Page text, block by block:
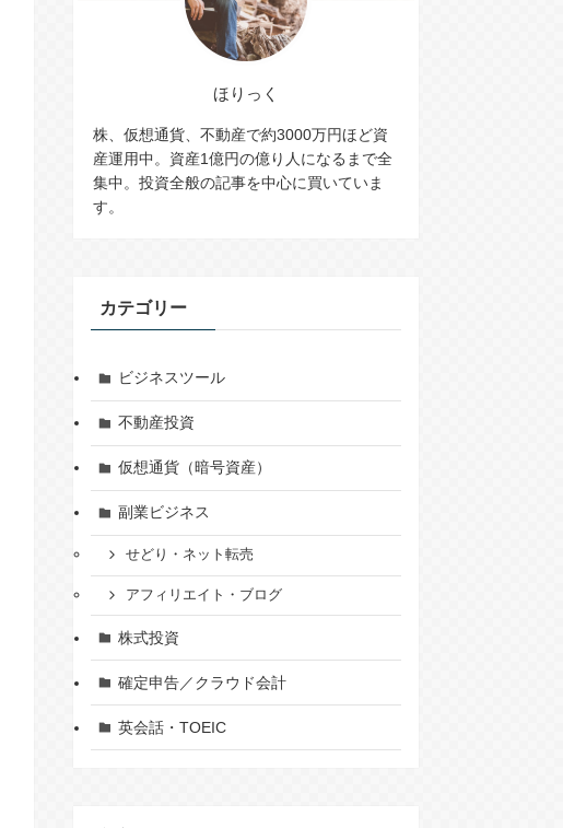
ほりっく
株、仮想通貨、不動産で約3000万円ほど資
産運用中。資産1億円の億り人になるまで全
集中。投資全般の記事を中心に買いていま
す。
カテゴリー
ビジネスツール
不動産投資
仮想通貨（暗号資産）
副業ビジネス
せどり・ネット転売
アフィリエイト・ブログ
株式投資
確定申告／クラウド会計
英会話・TOEIC